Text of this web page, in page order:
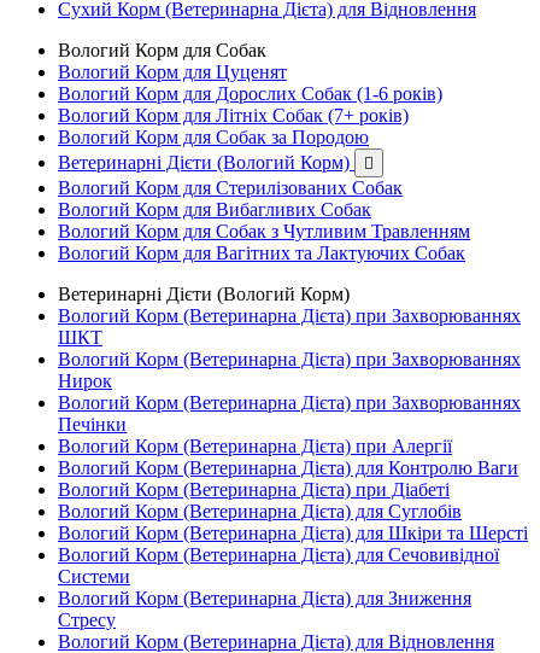
Сухий Корм (Ветеринарна Дієта) для Відновлення
Вологий Корм для Собак
Вологий Корм для Цуценят
Вологий Корм для Дорослих Собак (1-6 років)
Вологий Корм для Літніх Собак (7+ років)
Вологий Корм для Собак за Породою
Ветеринарні Дієти (Вологий Корм)

Вологий Корм для Стерилізованих Собак
Вологий Корм для Вибагливих Собак
Вологий Корм для Собак з Чутливим Травленням
Вологий Корм для Вагітних та Лактуючих Собак
Ветеринарні Дієти (Вологий Корм)
Вологий Корм (Ветеринарна Дієта) при Захворюваннях
ШКТ
Вологий Корм (Ветеринарна Дієта) при Захворюваннях
Нирок
Вологий Корм (Ветеринарна Дієта) при Захворюваннях
Печінки
Вологий Корм (Ветеринарна Дієта) при Алергії
Вологий Корм (Ветеринарна Дієта) для Контролю Ваги
Вологий Корм (Ветеринарна Дієта) при Діабеті
Вологий Корм (Ветеринарна Дієта) для Суглобів
Вологий Корм (Ветеринарна Дієта) для Шкіри та Шерсті
Вологий Корм (Ветеринарна Дієта) для Сечовивідної
Системи
Вологий Корм (Ветеринарна Дієта) для Зниження
Стресу
Вологий Корм (Ветеринарна Дієта) для Відновлення